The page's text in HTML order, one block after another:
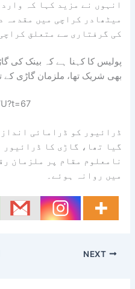
انہوں نے مزید کہا کہ
میٹھادر کراچی میں مقدمہ
کی گرفتاری سے متعلق
پولیس کا کہنا ہے کہ بینک کی
بھی شریک تھا، ملزمان گاڑی کے
ڈرائیور کو ڈرامائی
گیا تھا، گاڑی کا
نامعلوم مقام پر ملزمان
میں روانہ ہوئے۔
NEXT